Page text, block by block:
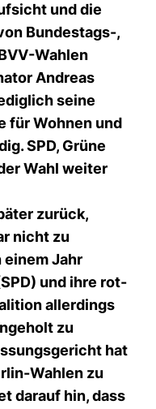
und die
Bundestags-,
Wahlen
Andreas
seine
für Wohnen und
SPD, Grüne
Wahl weiter
zurück,
nicht zu
Jahr
und ihre rot-
allerdings
zu
hat
Wahlen zu
darauf hin, dass